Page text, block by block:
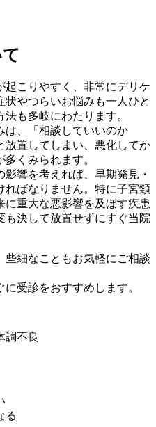
こりやすく、非常にデリケ
やつらいお悩みも一人ひと
も多岐にわたります。
は、「相談していいのか
放置してしまい、悪化してか
くみられます。
響を考えれば、早期発見・
ればなりません。特に子宮頸
重大な悪影響を及ぼす疾患
も決して放置せずにすぐ当院
些細なこともお気軽にご相談
受診をおすすめします。
調不良
る